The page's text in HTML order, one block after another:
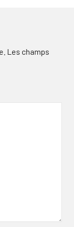
Les champs